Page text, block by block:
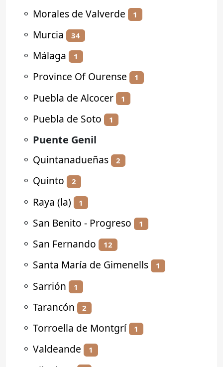
⚬ Morales de Valverde 1
⚬ Murcia 34
⚬ Málaga 1
⚬ Province Of Ourense 1
⚬ Puebla de Alcocer 1
⚬ Puebla de Soto 1
⚬ Puente Genil
⚬ Quintanadueñas 2
⚬ Quinto 2
⚬ Raya (la) 1
⚬ San Benito - Progreso 1
⚬ San Fernando 12
⚬ Santa María de Gimenells 1
⚬ Sarrión 1
⚬ Tarancón 2
⚬ Torroella de Montgrí 1
⚬ Valdeande 1